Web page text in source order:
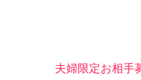
夫婦限定お相手